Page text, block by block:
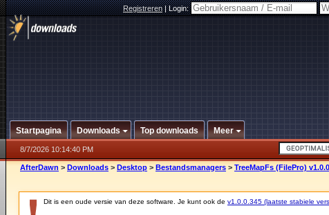
Registreren|Login:
Startpagina Downloads Top downloads Meer
8/7/2026 10:14:40 PM
AfterDawn > Downloads > Desktop > Bestandsmanagers > TreeMapFs (FilePro)
Dit is een oude versie van deze software. Je kunt ook de v1.0.0.345 (laatste stabiele